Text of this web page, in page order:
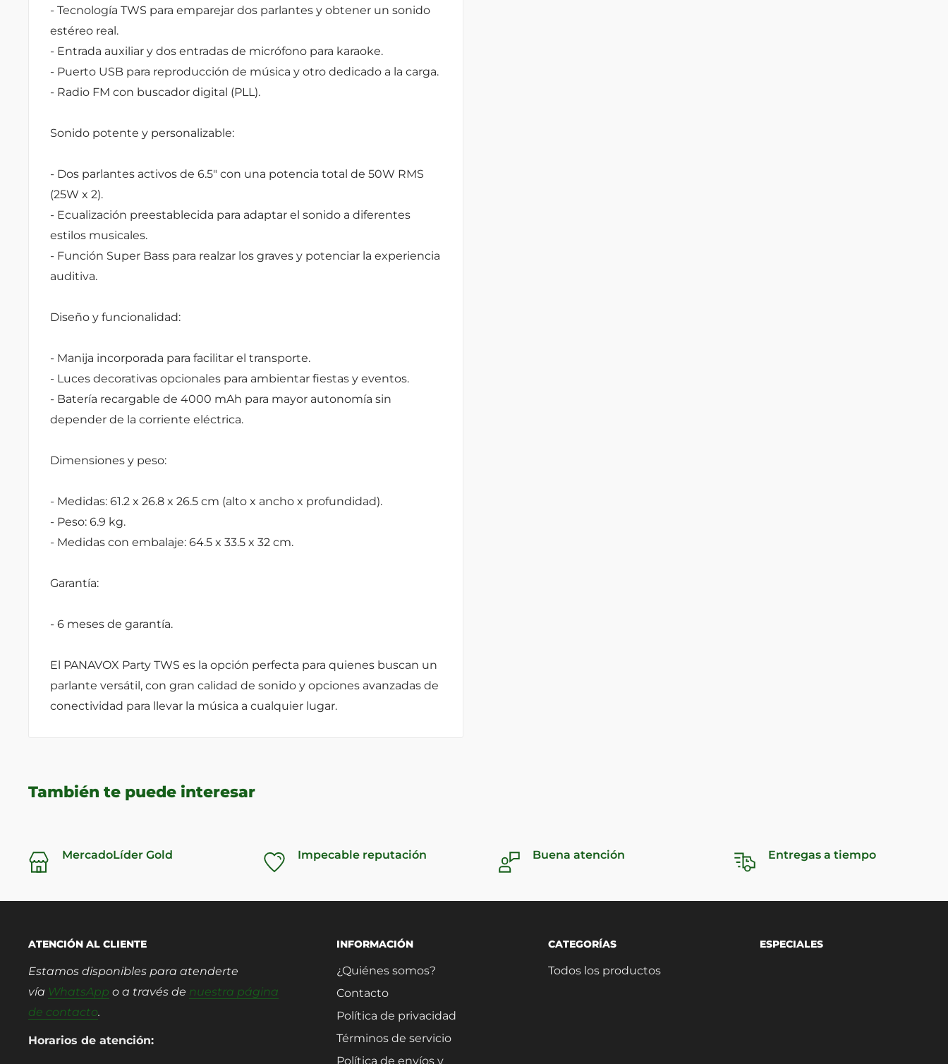
- Tecnología TWS para emparejar dos parlantes y obtener un sonido
estéreo real.
- Entrada auxiliar y dos entradas de micrófono para karaoke.
- Puerto USB para reproducción de música y otro dedicado a la carga.
- Radio FM con buscador digital (PLL).
Sonido potente y personalizable:
- Dos parlantes activos de 6.5" con una potencia total de 50W RMS
(25W x 2).
- Ecualización preestablecida para adaptar el sonido a diferentes
estilos musicales.
- Función Super Bass para realzar los graves y potenciar la experiencia
auditiva.
Diseño y funcionalidad:
- Manija incorporada para facilitar el transporte.
- Luces decorativas opcionales para ambientar fiestas y eventos.
- Batería recargable de 4000 mAh para mayor autonomía sin
depender de la corriente eléctrica.
Dimensiones y peso:
- Medidas: 61.2 x 26.8 x 26.5 cm (alto x ancho x profundidad).
- Peso: 6.9 kg.
- Medidas con embalaje: 64.5 x 33.5 x 32 cm.
Garantía:
- 6 meses de garantía.
El PANAVOX Party TWS es la opción perfecta para quienes buscan un
parlante versátil, con gran calidad de sonido y opciones avanzadas de
conectividad para llevar la música a cualquier lugar.
También te puede interesar
MercadoLíder Gold Impecable reputación Buena atención Entregas a tiempo
ATENCIÓN AL CLIENTE
Estamos disponibles para atenderte
vía WhatsApp o a través de nuestra página
de contacto.
Horarios de atención:
INFORMACIÓN
¿Quiénes somos?
Contacto
Política de privacidad
Términos de servicio
Política de envíos y
CATEGORÍAS
Todos los productos
ESPECIALES